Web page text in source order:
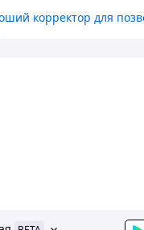
корректор для